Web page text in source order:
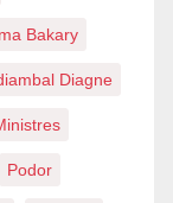
Bakary
Diagne
Podor